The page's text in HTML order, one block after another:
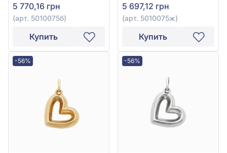
5 770,16 грн
(арт. 5010075б)
Купить
5 697,12 грн
(арт. 5010075ж)
Купить
-56% -56%